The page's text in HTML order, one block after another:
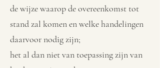
de wijze waarop de overeenkomst tot
stand zal komen en welke handelingen
daarvoor nodig zijn;
het al dan niet van toepassing zijn van